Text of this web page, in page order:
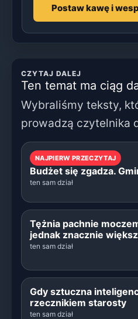
Postaw kawę i
CZYTAJ DALEJ
Ten temat ma ciąg
Wybraliśmy teksty,
prowadzą czytelnika
NAJPIERW PRZECZYTAJ
Budżet się zgadza.
ten sam dział
Tężnia pachnie
jednak znacznie
ten sam dział
Gdy sztuczna
rzecznikiem starosty
ten sam dział